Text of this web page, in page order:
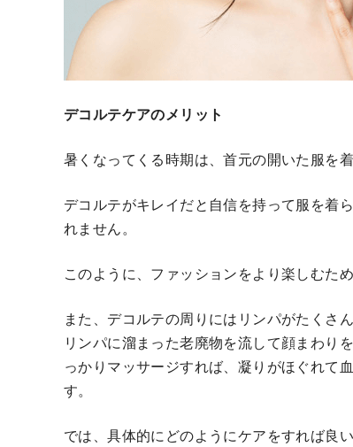
デコルテケアのメリット
暑くなってくる時期は、首元の開いた服を
デコルテがキレイだと自信を持って服を着
れません。
このように、ファッションをより楽しむた
また、デコルテの周りにはリンパがたくさ
リンパに溜まった老廃物を流して顔まわり
っかりマッサージすれば、凝りがほぐれて
す。
では、具体的にどのようにケアをすれば良い